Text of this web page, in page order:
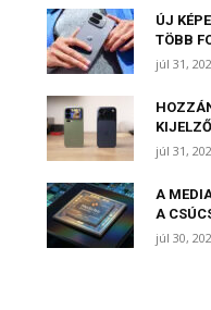
ÚJ
TÖBB
júl 31,
júl 31,
A
A
júl 30,